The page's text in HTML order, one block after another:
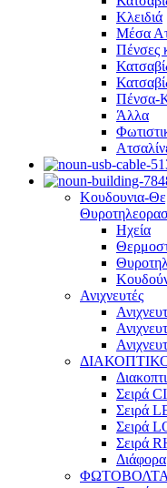
Κλειδιά
Μέσα
Πένσες
Πένσα-
Άλλα
Κουδουνια-
Ηχεία
Ανιχνευτές
Σειρά
Σειρά
Σειρά
Σειρά
Διάφορα